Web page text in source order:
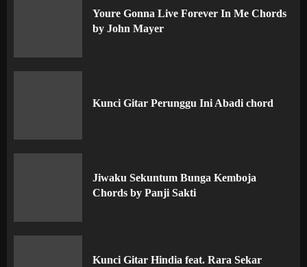
Youre Gonna Live Forever In Me Chords
by John Mayer
Kunci Gitar Perunggu Ini Abadi chord
Jiwaku Sekuntum Bunga Kemboja
Chords by Panji Sakti
Kunci Gitar Hindia feat. Rara Sekar